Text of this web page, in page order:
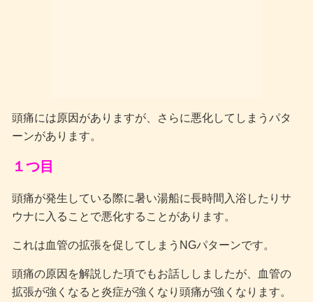
頭痛には原因がありますが、さらに悪化してしまうパタ
ーンがあります。
１つ目
頭痛が発生している際に暑い湯船に長時間入浴したりサ
ウナに入ることで悪化することがあります。
これは血管の拡張を促してしまうNGパターンです。
頭痛の原因を解説した項でもお話ししましたが、血管の
拡張が強くなると炎症が強くなり頭痛が強くなります。